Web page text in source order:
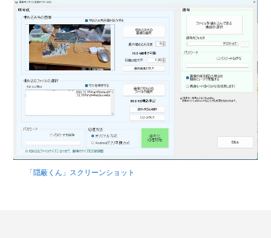
「隠蔽くん」スクリーンショット